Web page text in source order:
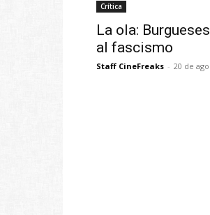
Crítica
La ola:
al fascismo
Staff CineFreaks - 20 de